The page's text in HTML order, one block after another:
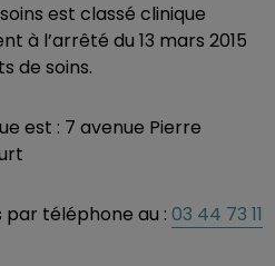
est classé clinique
à l’arrêté du 13 mars 2015
de soins.
est : 7 avenue Pierre
par téléphone au : 03 44 73 11